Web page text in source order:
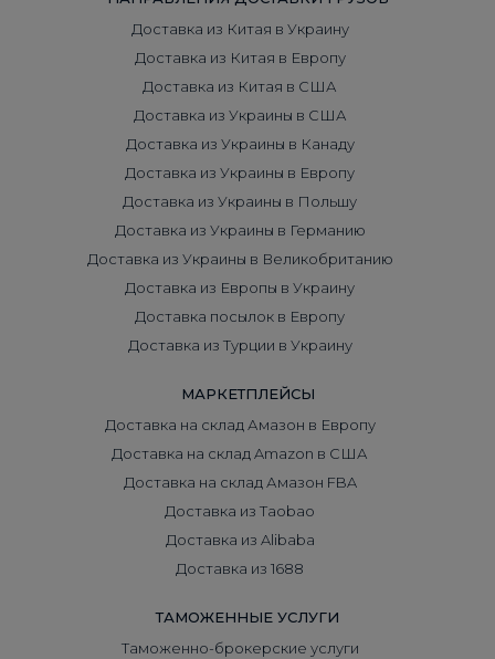
Доставка из Китая в Украину
Доставка из Китая в Европу
Доставка из Китая в США
Доставка из Украины в США
Доставка из Украины в Канаду
Доставка из Украины в Европу
Доставка из Украины в Польшу
Доставка из Украины в Германию
Доставка из Украины в Великобританию
Доставка из Европы в Украину
Доставка посылок в Европу
Доставка из Турции в Украину
МАРКЕТПЛЕЙСЫ
Доставка на склад Амазон в Европу
Доставка на склад Amazon в США
Доставка на склад Амазон FBA
Доставка из Taobao
Доставка из Alibaba
Доставка из 1688
ТАМОЖЕННЫЕ УСЛУГИ
Таможенно-брокерские услуги